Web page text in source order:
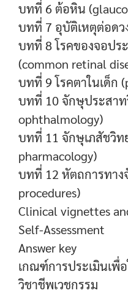
บทที่ 6 ต้อหิน
บทที่ 7 อุบัติเหตุต่อดว
บทที่ 8 โรคของจอป
(common retinal
บทที่ 9 โรคตาในเด็ก
บทที่ 10 จักษุประสาท
ophthalmology)
บทที่ 11 จักษุเภสัชวิท
pharmacology)
บทที่ 12 หัตถการทา
procedures)
Clinical vignettes
Self-Assessment
Answer key
เกณฑ์การประเมินเ
วิชาชีพเวชกรรม